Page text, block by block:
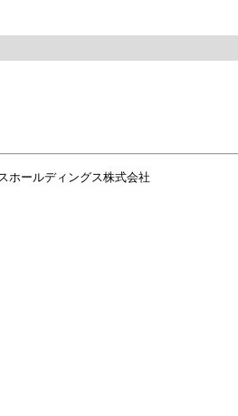
ホールディングス株式会社